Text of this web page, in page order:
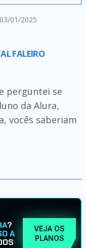
01/2025
FALEIRO
perguntei se
da Alura,
vocês saberiam
?
A
VEJA OS
PLANOS